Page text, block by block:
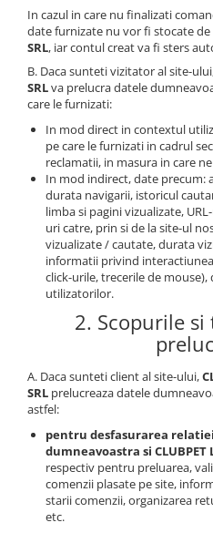
In cazul in care nu finalizati
date furnizate nu vor fi stocate de
SRL, iar contul creat va fi sters
B. Daca sunteti vizitator al site-
SRLva prelucra datele
care le furnizati:
In mod direct in contextul
pe care le furnizati in cadrul
reclamatii, in masura in care
In mod indirect, date precum:
durata navigarii, istoricul
limba si pagini vizualizate,
uri catre, prin si de la site-ul
vizualizate / cautate, durata
informatii privind
click-urile, trecerile de
utilizatorilor.
2. Scopurile
A. Daca sunteti client al site-ului,
SRL prelucreaza datele
astfel:
pentru desfasurarea
dumneavoastra si CLUBPET
respectiv pentru preluarea,
comenzii plasate pe site,
starii comenzii, organizarea
etc.